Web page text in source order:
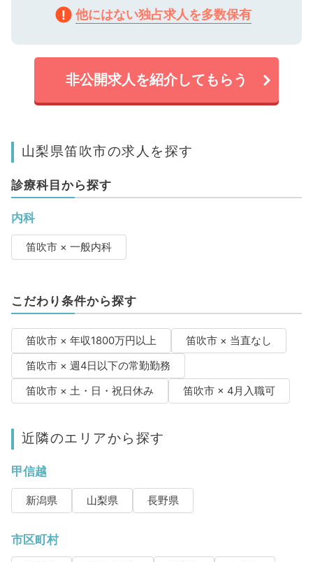
他にはない独占求人を多数保有
非公開求人を紹介してもらう
山梨県笛吹市の求人を探す
診療科目から探す
内科
笛吹市 × 一般内科
こだわり条件から探す
笛吹市 × 年収1800万円以上
笛吹市 × 当直なし
笛吹市 × 週4日以下の常勤勤務
笛吹市 × 土・日・祝日休み
笛吹市 × 4月入職可
近隣のエリアから探す
甲信越
新潟県 山梨県 長野県
市区町村